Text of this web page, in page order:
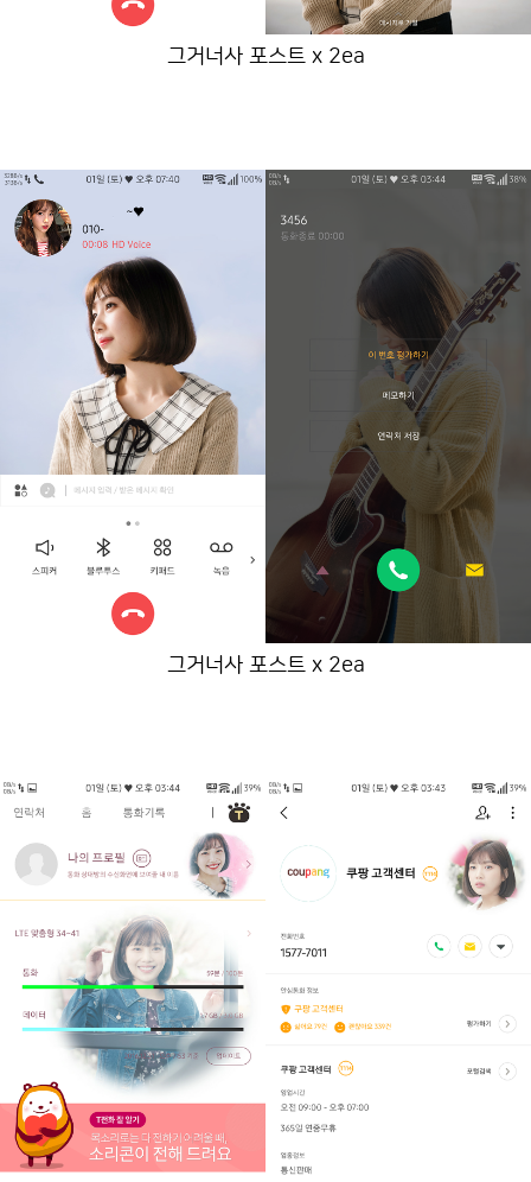
그거너사 포스트 x 2ea
그거너사 포스트 x 2ea